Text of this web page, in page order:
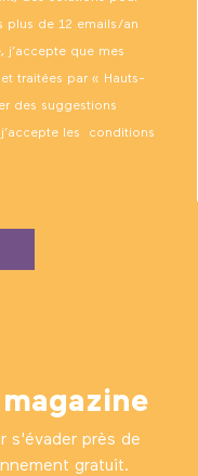
plus de 12 emails/an
j’accepte que mes
traitées par « Hauts-
des suggestions
les conditions
s'évader près de
gratuit.